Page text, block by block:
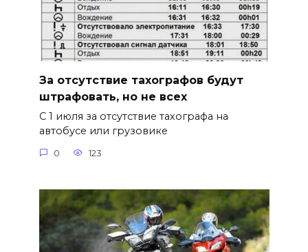
За отсутствие тахографов будут
штрафовать, но не всех
С 1 июля за отсутствие тахографа на
автобусе или грузовике
0 123